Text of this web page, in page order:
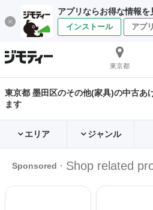
アプリならお得な情報を
インストール アプ
東京都
東京都 墨田区のその他(家具)の中古あ
ます
エリア ジャンル